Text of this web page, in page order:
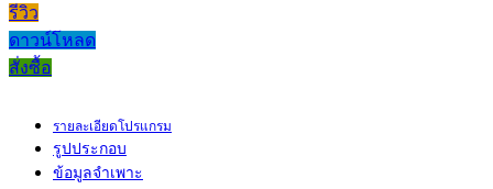
รีวิว
ดาวน์โหลด
สั่งซื้อ
รายละเอียดโปรแกรม
รูปประกอบ
ข้อมูลจำเพาะ